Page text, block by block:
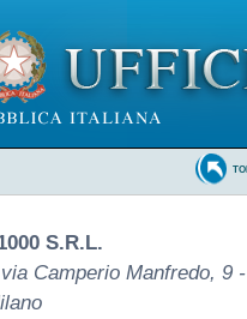
S.R.L.
Camperio Manfredo, 9